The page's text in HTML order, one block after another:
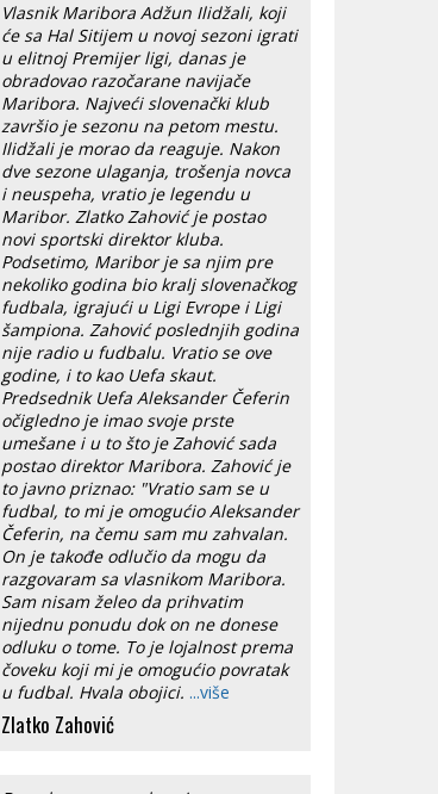
Vlasnik Maribora Adžun Ilidžali, koji
će sa Hal Sitijem u novoj sezoni igrati
u elitnoj Premijer ligi, danas je
obradovao razočarane navijače
Maribora. Najveći slovenački klub
završio je sezonu na petom mestu.
Ilidžali je morao da reaguje. Nakon
dve sezone ulaganja, trošenja novca
i neuspeha, vratio je legendu u
Maribor. Zlatko Zahović je postao
novi sportski direktor kluba.
Podsetimo, Maribor je sa njim pre
nekoliko godina bio kralj slovenačkog
fudbala, igrajući u Ligi Evrope i Ligi
šampiona. Zahović poslednjih godina
nije radio u fudbalu. Vratio se ove
godine, i to kao Uefa skaut.
Predsednik Uefa Aleksander Čeferin
očigledno je imao svoje prste
umešane i u to što je Zahović sada
postao direktor Maribora. Zahović je
to javno priznao: "Vratio sam se u
fudbal, to mi je omogućio Aleksander
Čeferin, na čemu sam mu zahvalan.
On je takođe odlučio da mogu da
razgovaram sa vlasnikom Maribora.
Sam nisam želeo da prihvatim
nijednu ponudu dok on ne donese
odluku o tome. To je lojalnost prema
čoveku koji mi je omogućio povratak
u fudbal. Hvala obojici. ...više
Zlatko Zahović